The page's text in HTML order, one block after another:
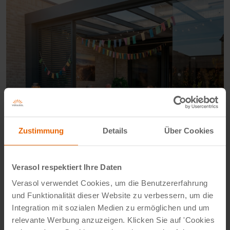
Zustimmung Details Über Cookies
Verasol respektiert Ihre Daten
Verasol verwendet Cookies, um die Benutzererfahrung
und Funktionalität dieser Website zu verbessern, um die
Integration mit sozialen Medien zu ermöglichen und um
relevante Werbung anzuzeigen. Klicken Sie auf 'Cookies
Schattenvorteil Vom 1. August bis